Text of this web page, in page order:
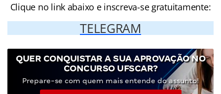
Clique no link abaixo e inscreva-se gratuitamente:
TELEGRAM
QUER CONQUISTAR A SUA APROVAÇÃO NO
CONCURSO UFSCAR?
Prepare-se com quem mais entende do assunto!